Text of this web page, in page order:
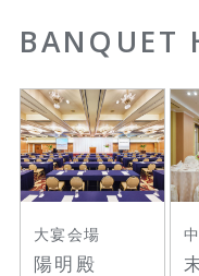
BANQUET
大宴会場
陽明殿